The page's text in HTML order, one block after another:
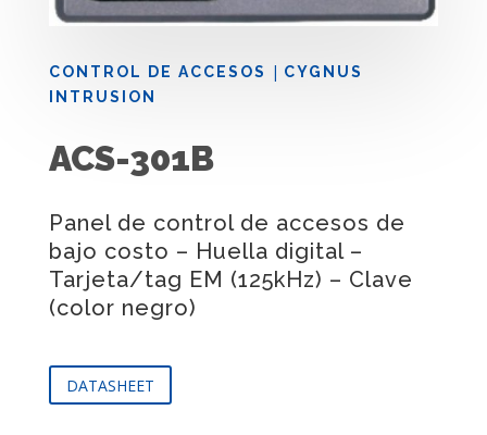
CONTROL DE ACCESOS | CYGNUS
INTRUSION
ACS-301B
Panel de control de accesos de
bajo costo – Huella digital –
Tarjeta/tag EM (125kHz) – Clave
(color negro)
DATASHEET